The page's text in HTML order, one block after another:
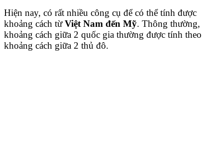
Hiện nay, có rất nhiều công cụ để có thể tính được
khoảng cách từViệt Nam đến Mỹ. Thông thường,
khoảng cách giữa 2 quốc gia thường được tính theo
khoảng cách giữa 2 thủ đô.